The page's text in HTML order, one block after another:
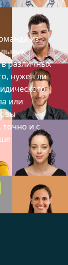
из
различных
нужен ли
или
точно и с